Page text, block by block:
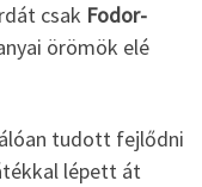
csak Fodor-
örömök elé
tudott fejlődni
lépett át